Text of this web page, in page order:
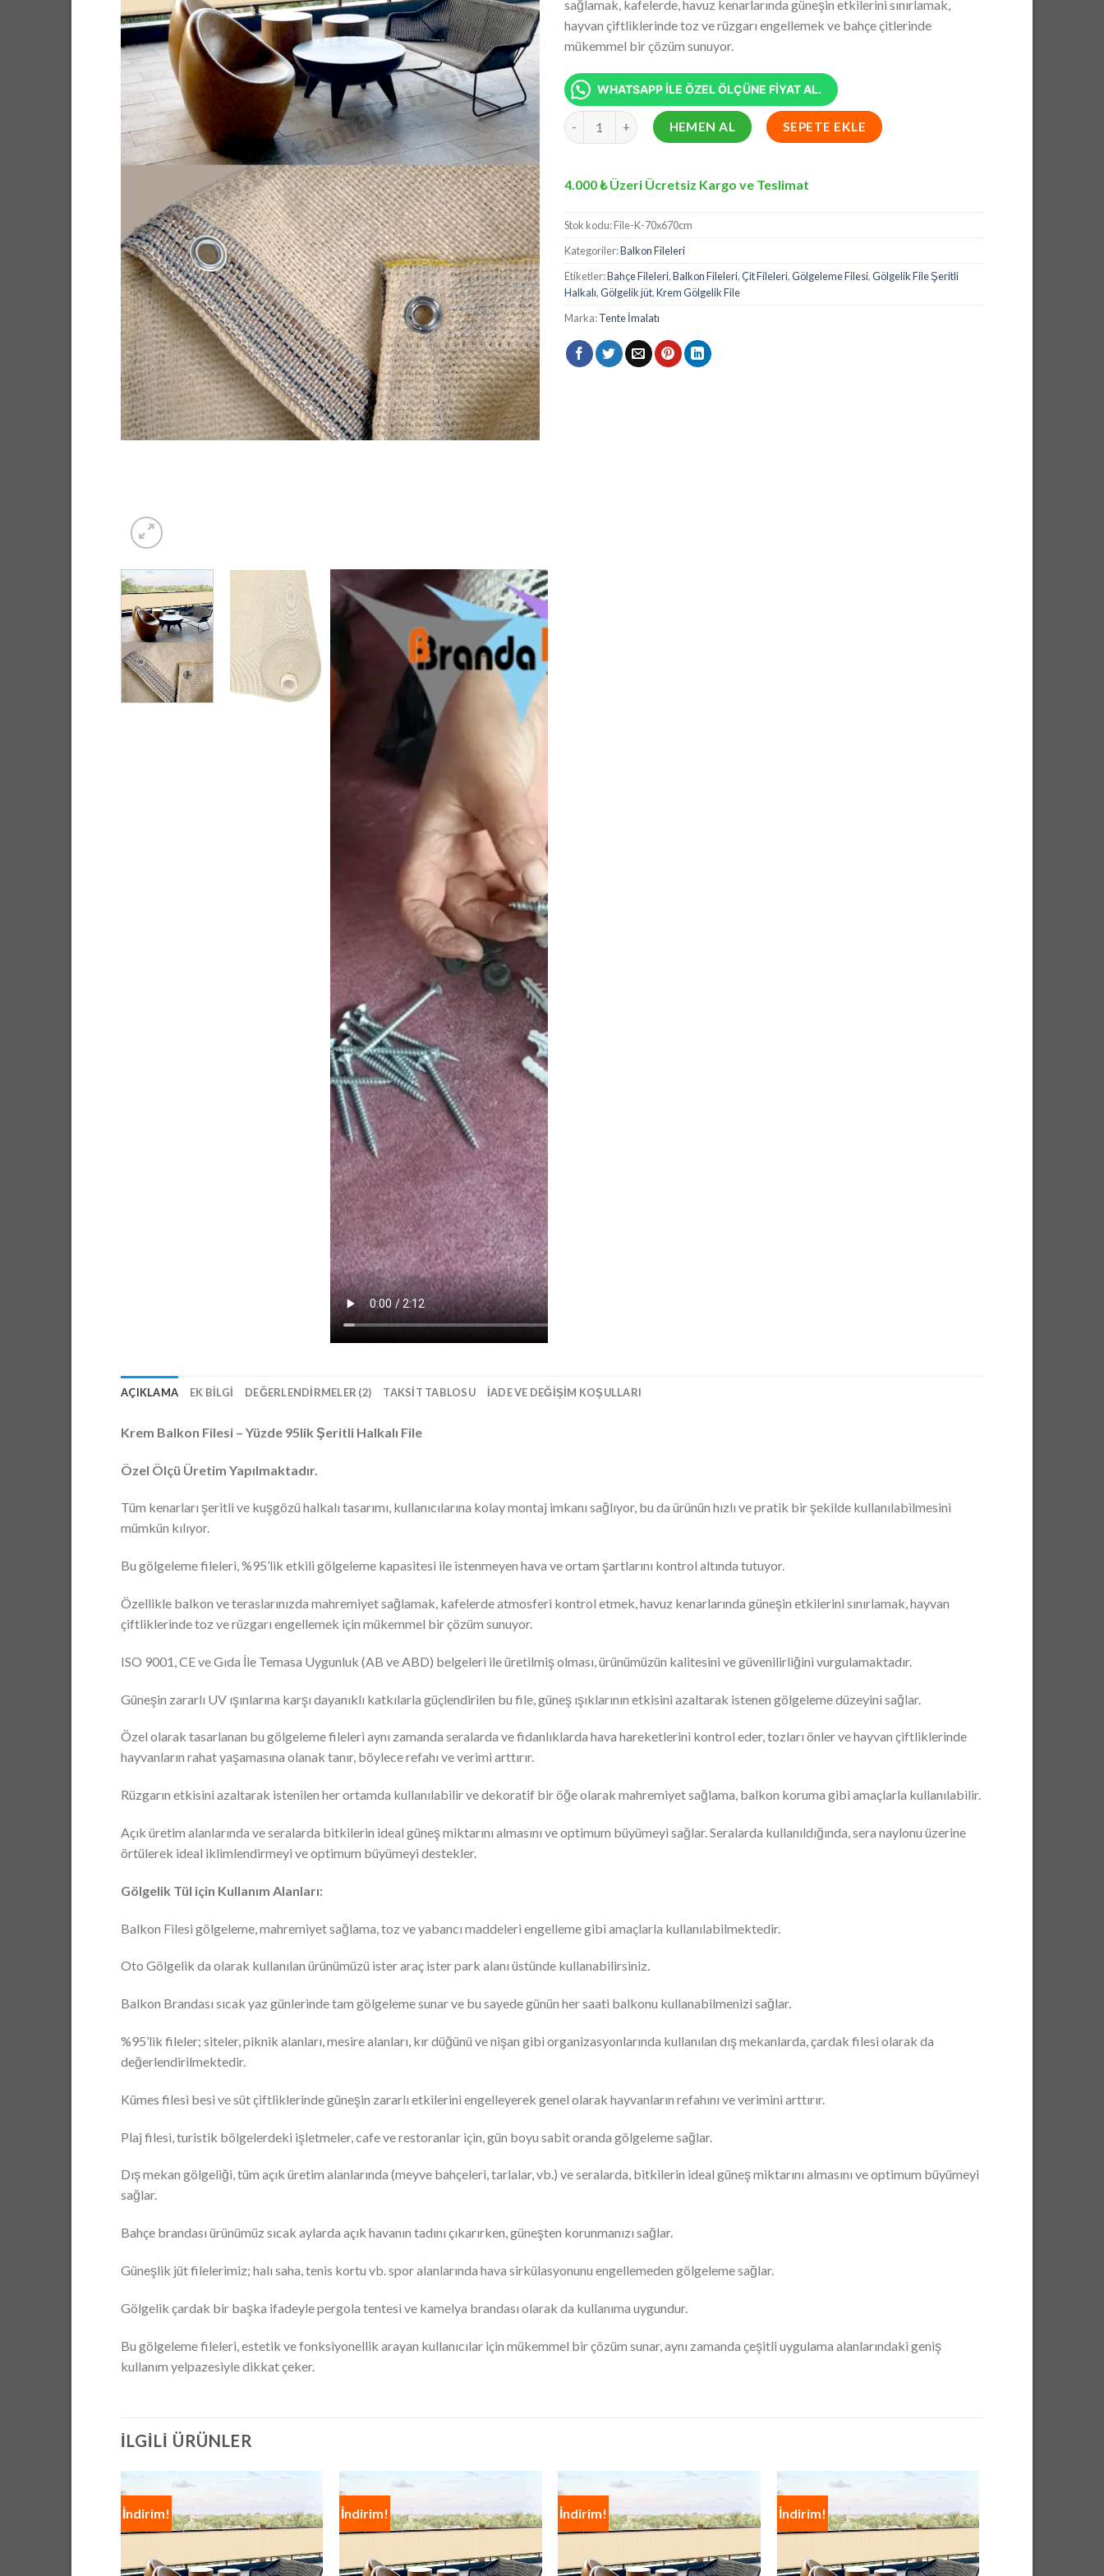
aldı
₺603,00.
sağlamak, kafelerde, havuz kenarlarında güneşin etkilerini sınırlamak,
hayvan çiftliklerinde toz ve rüzgarı engellemek ve bahçe çitlerinde
mükemmel bir çözüm sunuyor.
WHATSAPP İLE ÖZEL ÖLÇÜNE FİYAT AL.
70x670 cm Krem Balkon Filesi - Yüzde 95lik Şeritli Halkalı File adet
HEMEN AL SEPETE EKLE
4.000 ₺ Üzeri Ücretsiz Kargo ve Teslimat
Stok kodu:File-K-70x670cm
Kategoriler:Balkon Fileleri
Etiketler:Bahçe Fileleri,Balkon Fileleri,Çit Fileleri,Gölgeleme Filesi,Gölgelik File Şeritli
Halkalı,Gölgelik jüt,Krem Gölgelik File
Marka:Tente İmalatı
AÇIKLAMA EK BILGI DEĞERLENDIRMELER (2) TAKSIT TABLOSU İADE VE DEĞIŞIM KOŞULLARI
Krem Balkon Filesi – Yüzde 95lik Şeritli Halkalı File
Özel Ölçü Üretim Yapılmaktadır.
Tüm kenarları şeritli ve kuşgözü halkalı tasarımı, kullanıcılarına kolay montaj imkanı sağlıyor, bu da ürünün hızlı ve pratik bir şekilde kullanılabilmesini
mümkün kılıyor.
Bu gölgeleme fileleri, %95’lik etkili gölgeleme kapasitesi ile istenmeyen hava ve ortam şartlarını kontrol altında tutuyor.
Özellikle balkon ve teraslarınızda mahremiyet sağlamak, kafelerde atmosferi kontrol etmek, havuz kenarlarında güneşin etkilerini sınırlamak, hayvan
çiftliklerinde toz ve rüzgarı engellemek için mükemmel bir çözüm sunuyor.
ISO 9001, CE ve Gıda İle Temasa Uygunluk (AB ve ABD) belgeleri ile üretilmiş olması, ürünümüzün kalitesini ve güvenilirliğini vurgulamaktadır.
Güneşin zararlı UV ışınlarına karşı dayanıklı katkılarla güçlendirilen bu file, güneş ışıklarının etkisini azaltarak istenen gölgeleme düzeyini sağlar.
Özel olarak tasarlanan bu gölgeleme fileleri aynı zamanda seralarda ve fidanlıklarda hava hareketlerini kontrol eder, tozları önler ve hayvan çiftliklerinde
hayvanların rahat yaşamasına olanak tanır, böylece refahı ve verimi arttırır.
Rüzgarın etkisini azaltarak istenilen her ortamda kullanılabilir ve dekoratif bir öğe olarak mahremiyet sağlama, balkon koruma gibi amaçlarla kullanılabilir.
Açık üretim alanlarında ve seralarda bitkilerin ideal güneş miktarını almasını ve optimum büyümeyi sağlar. Seralarda kullanıldığında, sera naylonu üzerine
örtülerek ideal iklimlendirmeyi ve optimum büyümeyi destekler.
Gölgelik Tül için Kullanım Alanları:
Balkon Filesi gölgeleme, mahremiyet sağlama, toz ve yabancı maddeleri engelleme gibi amaçlarla kullanılabilmektedir.
Oto Gölgelik da olarak kullanılan ürünümüzü ister araç ister park alanı üstünde kullanabilirsiniz.
Balkon Brandası sıcak yaz günlerinde tam gölgeleme sunar ve bu sayede günün her saati balkonu kullanabilmenizi sağlar.
%95’lik fileler; siteler, piknik alanları, mesire alanları, kır düğünü ve nişan gibi organizasyonlarında kullanılan dış mekanlarda, çardak filesi olarak da
değerlendirilmektedir.
Kümes filesi besi ve süt çiftliklerinde güneşin zararlı etkilerini engelleyerek genel olarak hayvanların refahını ve verimini arttırır.
Plaj filesi, turistik bölgelerdeki işletmeler, cafe ve restoranlar için, gün boyu sabit oranda gölgeleme sağlar.
Dış mekan gölgeliği, tüm açık üretim alanlarında (meyve bahçeleri, tarlalar, vb.) ve seralarda, bitkilerin ideal güneş miktarını almasını ve optimum büyümeyi
sağlar.
Bahçe brandası ürünümüz sıcak aylarda açık havanın tadını çıkarırken, güneşten korunmanızı sağlar.
Güneşlik jüt filelerimiz; halı saha, tenis kortu vb. spor alanlarında hava sirkülasyonunu engellemeden gölgeleme sağlar.
Gölgelik çardak bir başka ifadeyle pergola tentesi ve kamelya brandası olarak da kullanıma uygundur.
Bu gölgeleme fileleri, estetik ve fonksiyonellik arayan kullanıcılar için mükemmel bir çözüm sunar, aynı zamanda çeşitli uygulama alanlarındaki geniş
kullanım yelpazesiyle dikkat çeker.
İLGILI ÜRÜNLER
İndirim! İndirim! İndirim! İndirim!